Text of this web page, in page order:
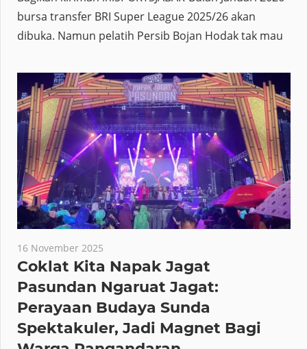
bursa transfer BRI Super League 2025/26 akan
dibuka. Namun pelatih Persib Bojan Hodak tak mau
16 November 2025
Coklat Kita Napak Jagat
Pasundan Ngaruat Jagat:
Perayaan Budaya Sunda
Spektakuler, Jadi Magnet Bagi